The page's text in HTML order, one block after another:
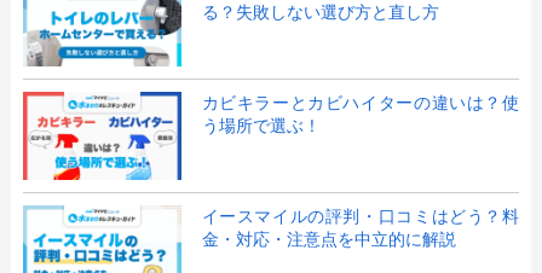
る？失敗しない選び方と直し方
カビキラーとカビハイターの違いは？使
う場所で選ぶ！
イースマイルの評判・口コミはどう？料
金・対応・注意点を中立的に解説